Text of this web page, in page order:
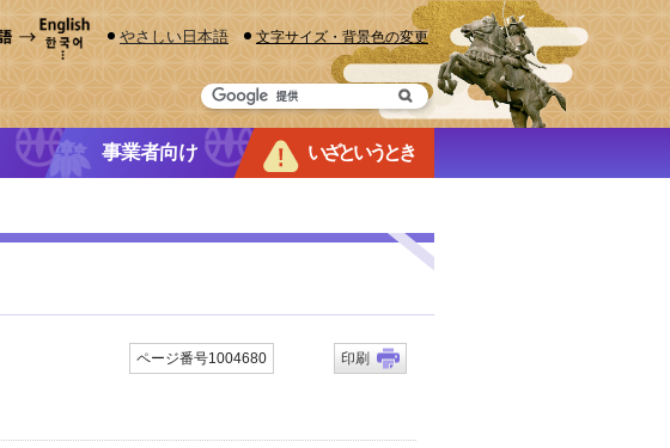
やさしい日本語 文字サイズ・背景色の変更
事業者向け いざというとき
ページ番号1004680 印刷